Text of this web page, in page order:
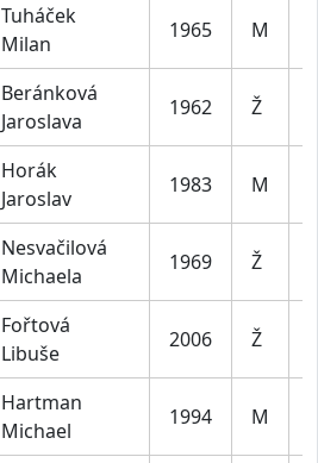
Tuháček
Milan
1965 M
Beránková
Jaroslava
1962 Ž
Horák
Jaroslav
1983 M
Nesvačilová
Michaela
1969 Ž
Fořtová
Libuše
2006 Ž
Hartman
Michael
1994 M